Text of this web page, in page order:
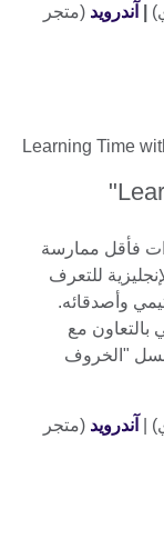
آندرويد (متجر
الذين تبلغ أعمارهم 6 سنوات فأقل ممارسة
للتعرف
وأصدقائه.
بالتعاون مع
"الخروف
| آندرويد (متجر